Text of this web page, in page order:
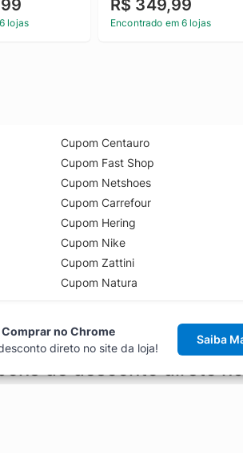
lojas
R$ 349,99
Encontrado em 6 lojas
Cupom Centauro
Cupom Fast Shop
Cupom Netshoes
Cupom Carrefour
Cupom Hering
Cupom Nike
Cupom Zattini
Cupom Natura
de desconto direto
no Chrome
direto no site da loja!
Saiba